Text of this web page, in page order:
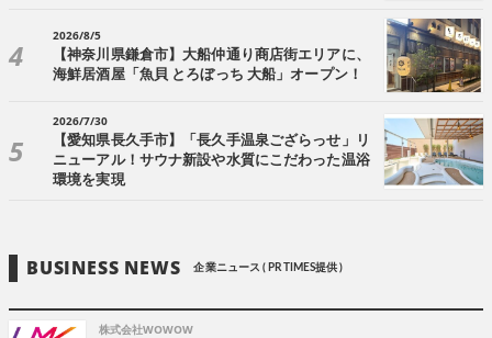
2026/8/5
【神奈川県鎌倉市】大船仲通り商店街エリアに、
海鮮居酒屋「魚貝 とろぼっち 大船」オープン！
2026/7/30
【愛知県長久手市】「長久手温泉ござらっせ」リ
ニューアル！サウナ新設や水質にこだわった温浴
環境を実現
BUSINESS NEWS 企業ニュース ( PR TIMES提供 )
株式会社WOWOW